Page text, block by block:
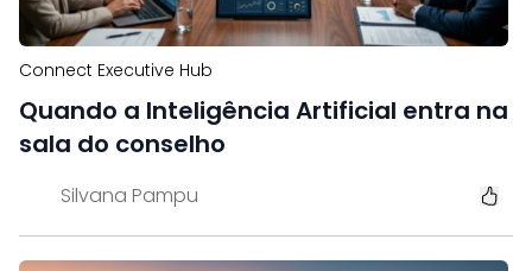
Connect Executive Hub
Quando a Inteligência Artificial entra na
sala do conselho
Silvana Pampu